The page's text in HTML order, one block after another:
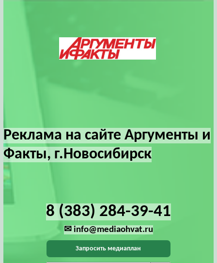
Реклама на сайте Аргументы и
Факты, г.Новосибирск
8 (383) 284-39-41
✉ info@mediaohvat.ru
Запросить медиаплан